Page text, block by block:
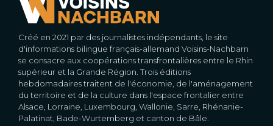
Créé en 2021 par des journalistes indépendants, le site
d'informations bilingue français-allemand Voisins-Nachbarn
se consacre aux coopérations transfrontalières entre le Rhin
supérieur et la Grande Région. Trois éditions
hebdomadaires traitent de l'économie, de l'aménagement
du territoire et de la culture dans l'espace frontalier entre
Alsace, Lorraine, Luxembourg, Wallonie, Sarre, Rhénanie-
Palatinat, Bade-Wurtemberg et canton de Bâle.